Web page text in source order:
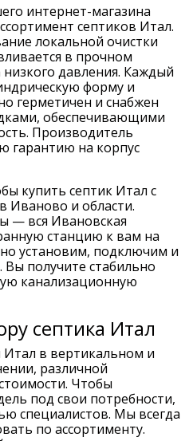
интернет-магазина
септиков Итал.
локальной очистки
в прочном
низкого давления. Каждый
форму и
герметичен и снабжен
обеспечивающими
Производитель
гарантию на корпус
купить септик Итал с
Иваново и области.
— вся Ивановская
станцию к вам на
установим, подключим и
получите стабильно
канализационную
септика Итал
Итал в вертикальном и
различной
Чтобы
под свои потребности,
специалистов. Мы всегда
по ассортименту.